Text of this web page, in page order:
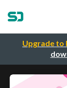
Upgrade to